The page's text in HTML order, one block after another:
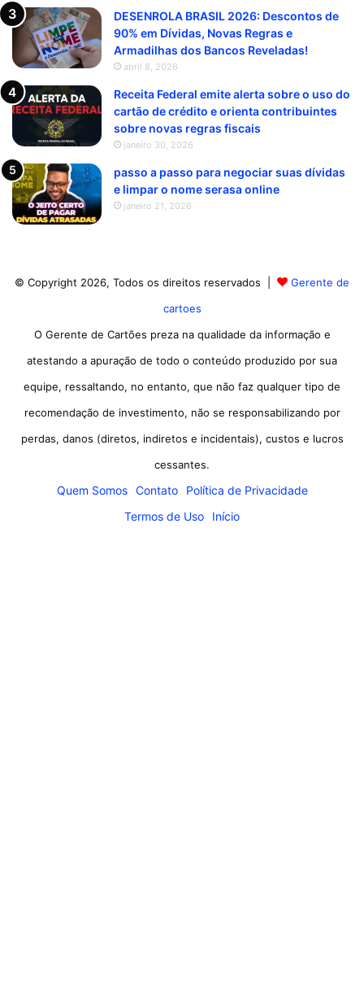
DESENROLA BRASIL 2026: Descontos de
90% em Dívidas, Novas Regras e
Armadilhas dos Bancos Reveladas!
abril 8, 2026
Receita Federal emite alerta sobre o uso do
cartão de crédito e orienta contribuintes
sobre novas regras fiscais
janeiro 30, 2026
passo a passo para negociar suas dívidas
e limpar o nome serasa online
janeiro 21, 2026
© Copyright 2026, Todos os direitos reservados |
Gerente de
cartoes
O Gerente de Cartões preza na qualidade da informação e
atestando a apuração de todo o conteúdo produzido por sua
equipe, ressaltando, no entanto, que não faz qualquer tipo de
recomendação de investimento, não se responsabilizando por
perdas, danos (diretos, indiretos e incidentais), custos e lucros
cessantes.
Quem Somos Contato
Política de Privacidade
Termos de Uso
Início